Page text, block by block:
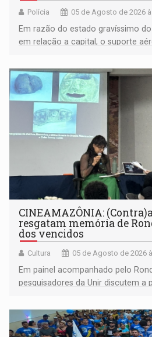
Polícia 05 de Agosto de 2026
Em razão do estado gravíssimo
em relação a capital, o suporte
CINEAMAZÔNIA:
resgatam memória de
dos vencidos
Cultura 05 de Agosto de 2026
Em painel acompanhado pelo
pesquisadores da Unir discutem a
memória como bússola para o